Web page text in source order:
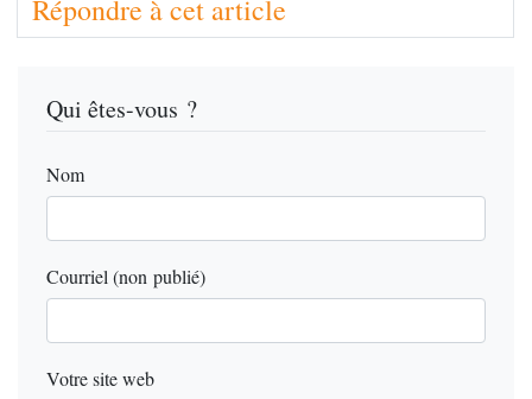
Répondre à cet article
Qui êtes-vous ?
Nom
Courriel (non publié)
Votre site web